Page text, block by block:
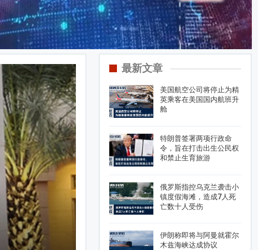
最新文章
美国航空公司将停止为精
英乘客在美国国内航班升
舱
特朗普签署两项行政命
令，旨在打击出生公民权
和禁止生育旅游
俄罗斯指控乌克兰袭击小
镇度假海滩，造成7人死
亡数十人受伤
伊朗称即将与阿曼就霍尔
木兹海峡达成协议